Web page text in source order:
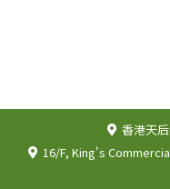
香港天
16/F, King's